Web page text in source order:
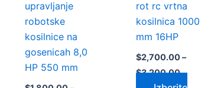
upravljanje
robotske
kosilnice na
gosenicah 8,0
HP 550 mm
rot rc vrtna
kosilnica 1000
mm 16HP
$2,700.00–
$3,200.00